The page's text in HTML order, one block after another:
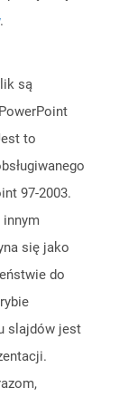
.
są
to
97-2003.
innym
się jako
do
slajdów jest